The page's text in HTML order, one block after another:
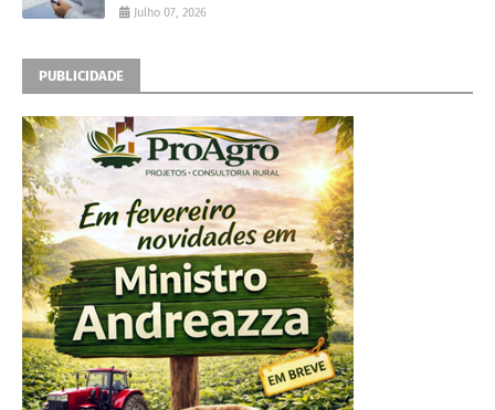
Julho 07, 2026
PUBLICIDADE